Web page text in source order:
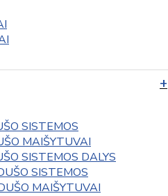
SISTEMOS
MAIŠYTUVAI
SISTEMOS DALYS
SISTEMOS
MAIŠYTUVAI